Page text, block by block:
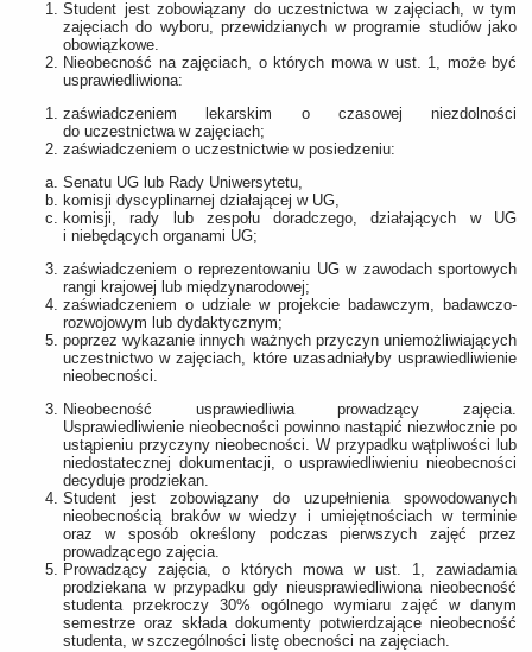
Student jest zobowiązany do uczestnictwa w zajęciach, w tym
zajęciach do wyboru, przewidzianych w programie studiów jako
obowiązkowe.
Nieobecność na zajęciach, o których mowa w ust. 1, może być
usprawiedliwiona:
zaświadczeniem lekarskim o czasowej niezdolności
do uczestnictwa w zajęciach;
zaświadczeniem o uczestnictwie w posiedzeniu:
Senatu UG lub Rady Uniwersytetu,
komisji dyscyplinarnej działającej w UG,
komisji, rady lub zespołu doradczego, działających w UG
i niebędących organami UG;
zaświadczeniem o reprezentowaniu UG w zawodach sportowych
rangi krajowej lub międzynarodowej;
zaświadczeniem o udziale w projekcie badawczym, badawczo-
rozwojowym lub dydaktycznym;
poprzez wykazanie innych ważnych przyczyn uniemożliwiających
uczestnictwo w zajęciach, które uzasadniałyby usprawiedliwienie
nieobecności.
Nieobecność usprawiedliwia prowadzący zajęcia.
Usprawiedliwienie nieobecności powinno nastąpić niezwłocznie po
ustąpieniu przyczyny nieobecności. W przypadku wątpliwości lub
niedostatecznej dokumentacji, o usprawiedliwieniu nieobecności
decyduje prodziekan.
Student jest zobowiązany do uzupełnienia spowodowanych
nieobecnością braków w wiedzy i umiejętnościach w terminie
oraz w sposób określony podczas pierwszych zajęć przez
prowadzącego zajęcia.
Prowadzący zajęcia, o których mowa w ust. 1, zawiadamia
prodziekana w przypadku gdy nieusprawiedliwiona nieobecność
studenta przekroczy 30% ogólnego wymiaru zajęć w danym
semestrze oraz składa dokumenty potwierdzające nieobecność
studenta, w szczególności listę obecności na zajęciach.